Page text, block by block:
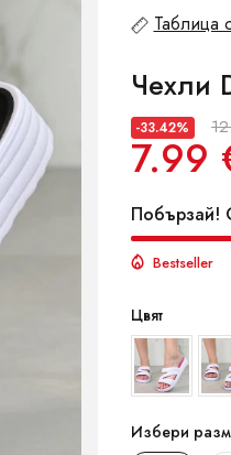
Таблица
Чехли
-33.42%
7.99
Побързай!
Bestseller
Цвят
Избери